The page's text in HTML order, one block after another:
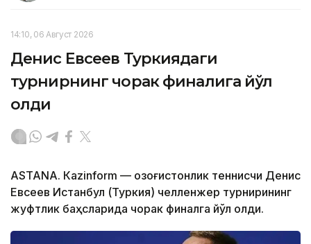
14:10, 06 Август 2026
Денис Евсеев Туркиядаги
турнирнинг чорак финалига йўл
олди
ASTANА. Кazinform — Қозоғистонлик теннисчи Денис
Евсеев Истанбул (Туркия) челленжер турнирининг
жуфтлик баҳсларида чорак финалга йўл олди.